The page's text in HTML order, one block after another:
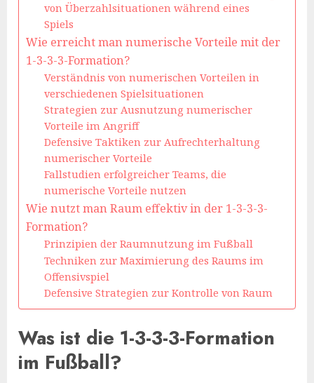
von Überzahlsituationen während eines
Spiels
Wie erreicht man numerische Vorteile mit der
1-3-3-3-Formation?
Verständnis von numerischen Vorteilen in
verschiedenen Spielsituationen
Strategien zur Ausnutzung numerischer
Vorteile im Angriff
Defensive Taktiken zur Aufrechterhaltung
numerischer Vorteile
Fallstudien erfolgreicher Teams, die
numerische Vorteile nutzen
Wie nutzt man Raum effektiv in der 1-3-3-3-
Formation?
Prinzipien der Raumnutzung im Fußball
Techniken zur Maximierung des Raums im
Offensivspiel
Defensive Strategien zur Kontrolle von Raum
Was ist die 1-3-3-3-Formation
im Fußball?